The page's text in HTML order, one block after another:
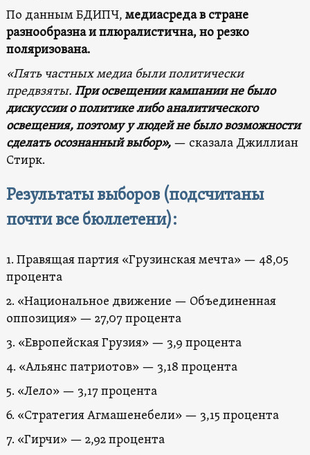
По данным БДИПЧ, медиасреда в стране
разнообразна и плюралистична, но резко
поляризована.
«Пять частных медиа были политически
предвзяты. При освещении кампании не было
дискуссии о политике либо аналитического
освещения, поэтому у людей не было возможности
сделать осознанный выбор»,— сказала Джиллиан
Стирк.
Результаты выборов (подсчитаны
почти все бюллетени):
1. Правящая партия «Грузинская мечта» — 48,05
процента
2. «Национальное движение — Объединенная
оппозиция» — 27,07 процента
3. «Европейская Грузия» — 3,9 процента
4. «Альянс патриотов» — 3,18 процента
5. «Лело» — 3,17 процента
6. «Стратегия Агмашенебели» — 3,15 процента
7. «Гирчи» — 2,92 процента